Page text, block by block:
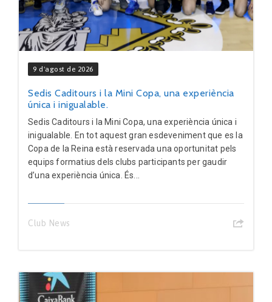
9 d'agost de 2026
Sedis Caditours i la Mini Copa, una experiència
única i inigualable.
Sedis Caditours i la Mini Copa, una experiència única i
inigualable. En tot aquest gran esdeveniment que es la
Copa de la Reina està reservada una oportunitat pels
equips formatius dels clubs participants per gaudir
d’una experiència única. És...
Club News